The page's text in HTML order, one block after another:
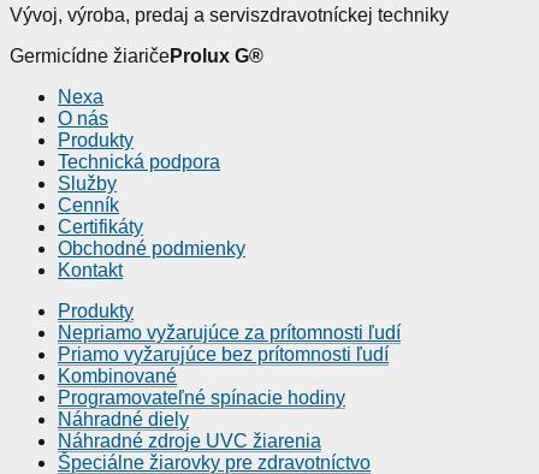
Vývoj, výroba, predaj a serviszdravotníckej techniky
Germicídne žiaričeProlux G®
Nexa
O nás
Produkty
Technická podpora
Služby
Cenník
Certifikáty
Obchodné podmienky
Kontakt
Produkty
Nepriamo vyžarujúce za prítomnosti ľudí
Priamo vyžarujúce bez prítomnosti ľudí
Kombinované
Programovateľné spínacie hodiny
Náhradné diely
Náhradné zdroje UVC žiarenia
Špeciálne žiarovky pre zdravotníctvo